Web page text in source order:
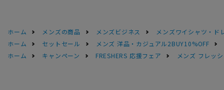
ホーム メンズの商品 メンズビジネス
メンズワイシャツ・ド
ホーム
セットセール
メンズ 洋品・カジュアル2BUY10%OFF
ホーム
キャンペーン FRESHERS 応援フェア メンズ フレッ